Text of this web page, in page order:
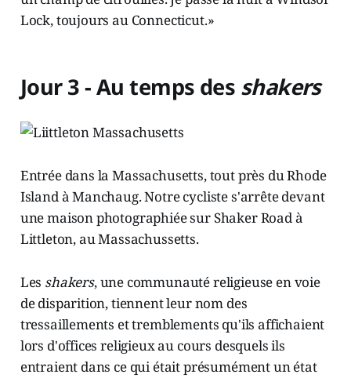
Lock, toujours au Connecticut.»
Jour 3 - Au temps des shakers
Entrée dans la Massachusetts, tout près du Rhode
Island à Manchaug. Notre cycliste s'arrête devant
une maison photographiée sur Shaker Road à
Littleton, au Massachussetts.
Les shakers, une communauté religieuse en voie
de disparition, tiennent leur nom des
tressaillements et tremblements qu'ils affichaient
lors d'offices religieux au cours desquels ils
entraient dans ce qui était présumément un état